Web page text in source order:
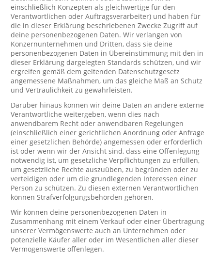
einschließlich Konzepten als gleichwertige für den
Verantwortlichen oder Auftragsverarbeiter) und haben für
die in dieser Erklärung beschriebenen Zwecke Zugriff auf
deine personenbezogenen Daten. Wir verlangen von
Konzernunternehmen und Dritten, dass sie deine
personenbezogenen Daten in Übereinstimmung mit den in
dieser Erklärung dargelegten Standards schützen, und wir
ergreifen gemäß dem geltenden Datenschutzgesetz
angemessene Maßnahmen, um das gleiche Maß an Schutz
und Vertraulichkeit zu gewährleisten.
Darüber hinaus können wir deine Daten an andere externe
Verantwortliche weitergeben, wenn dies nach
anwendbarem Recht oder anwendbaren Regelungen
(einschließlich einer gerichtlichen Anordnung oder Anfrage
einer gesetzlichen Behörde) angemessen oder erforderlich
ist oder wenn wir der Ansicht sind, dass eine Offenlegung
notwendig ist, um gesetzliche Verpflichtungen zu erfüllen,
um gesetzliche Rechte auszuüben, zu begründen oder zu
verteidigen oder um die grundlegenden Interessen einer
Person zu schützen. Zu diesen externen Verantwortlichen
können Strafverfolgungsbehörden gehören.
Wir können deine personenbezogenen Daten in
Zusammenhang mit einem Verkauf oder einer Übertragung
unserer Vermögenswerte auch an Unternehmen oder
potenzielle Käufer aller oder im Wesentlichen aller dieser
Vermögenswerte offenlegen.